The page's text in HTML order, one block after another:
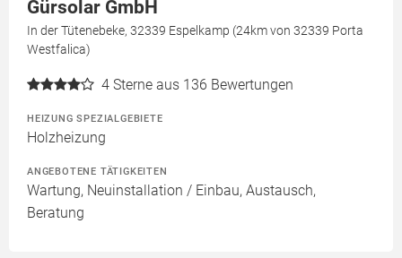
Gürsolar GmbH
In der Tütenebeke, 32339 Espelkamp (24km von 32339 Porta
Westfalica)
4 Sterne aus 136 Bewertungen
HEIZUNG SPEZIALGEBIETE
Holzheizung
ANGEBOTENE TÄTIGKEITEN
Wartung, Neuinstallation / Einbau, Austausch,
Beratung